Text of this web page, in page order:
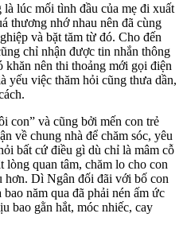
lúc mối tình đầu của mẹ đi xuất
thương nhớ nhau nên đã cùng
và bặt tăm từ đó. Cho đến
chỉ nhận được tin nhắn thông
khăn nên thi thoảng mới gọi điện
yếu việc thăm hỏi cũng thưa dần,
con” và cũng bởi mến con trẻ
về chung nhà để chăm sóc, yêu
bất cứ điều gì dù chỉ là mâm cỗ
lòng quan tâm, chăm lo cho con
hơn. Dì Ngân đối đãi với bố con
năm qua đã phải nén ấm ức
bao gằn hắt, móc nhiếc, cay